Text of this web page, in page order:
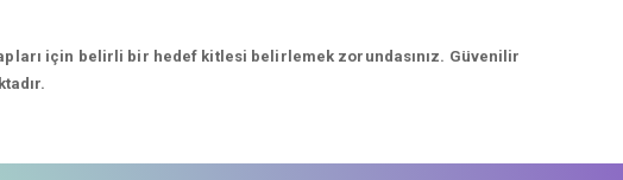
için belirli bir hedef kitlesi belirlemek zorundasınız. Güvenilir